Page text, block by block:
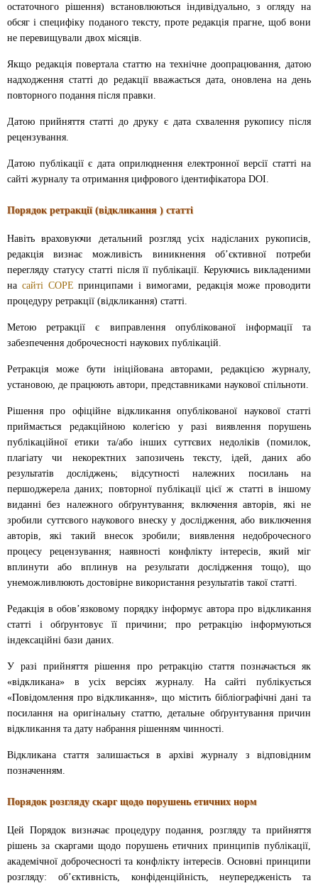
остаточного рішення) встановлюються індивідуально, з огляду на
обсяг і специфіку поданого тексту, проте редакція прагне, щоб вони
не перевищували двох місяців.
Якщо редакція повертала статтю на технічне доопрацювання, датою
надходження статті до редакції вважається дата, оновлена на день
повторного подання після правки.
Датою прийняття статті до друку є дата схвалення рукопису після
рецензування.
Датою публікації є дата оприлюднення електронної версії статті на
сайті журналу та отримання цифрового ідентифікатора DOI.
Порядок ретракції (відкликання ) статті
Навіть враховуючи детальний розгляд усіх надісланих рукописів,
редакція визнає можливість виникнення об’єктивної потреби
перегляду статусу статті після її публікації. Керуючись викладеними
на сайті СОРЕ принципами і вимогами, редакція може проводити
процедуру ретракції (відкликання) статті.
Метою ретракції є виправлення опублікованої інформації та
забезпечення доброчесності наукових публікацій.
Ретракція може бути ініційована авторами, редакцією журналу,
установою, де працюють автори, представниками наукової спільноти.
Рішення про офіційне відкликання опублікованої наукової статті
приймається редакційною колегією у разі виявлення порушень
публікаційної етики та/або інших суттєвих недоліків (помилок,
плагіату чи некоректних запозичень тексту, ідей, даних або
результатів досліджень; відсутності належних посилань на
першоджерела даних; повторної публікації цієї ж статті в іншому
виданні без належного обґрунтування; включення авторів, які не
зробили суттєвого наукового внеску у дослідження, або виключення
авторів, які такий внесок зробили; виявлення недоброчесного
процесу рецензування; наявності конфлікту інтересів, який міг
вплинути або вплинув на результати дослідження тощо), що
унеможливлюють достовірне використання результатів такої статті.
Редакція в обов’язковому порядку інформує автора про відкликання
статті і обґрунтовує її причини; про ретракцію інформуються
індексаційні бази даних.
У разі прийняття рішення про ретракцію стаття позначається як
«відкликана» в усіх версіях журналу. На сайті публікується
«Повідомлення про відкликання», що містить бібліографічні дані та
посилання на оригінальну статтю, детальне обґрунтування причин
відкликання та дату набрання рішенням чинності.
Відкликана стаття залишається в архіві журналу з відповідним
позначенням.
Порядок розгляду скарг щодо порушень етичних норм
Цей Порядок визначає процедуру подання, розгляду та прийняття
рішень за скаргами щодо порушень етичних принципів публікації,
академічної доброчесності та конфлікту інтересів. Основні принципи
розгляду: об’єктивність, конфіденційність, неупередженість та